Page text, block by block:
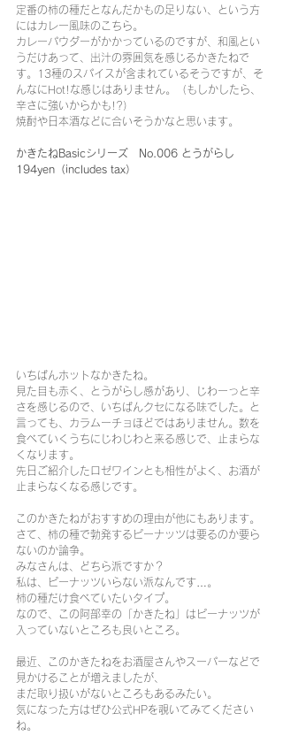
定番の柿の種だとなんだかもの足りない、という方
にはカレー風味のこちら。
カレーパウダーがかかっているのですが、和風とい
うだけあって、出汁の雰囲気を感じるかきたねで
す。13種のスパイスが含まれているそうですが、そ
んなにHot!な感じはありません。（もしかしたら、
辛さに強いからかも!?）
焼酎や日本酒などに合いそうかなと思います。
かきたねBasicシリーズ　No.006 とうがらし
194yen（includes tax）
いちばんホットなかきたね。
見た目も赤く、とうがらし感があり、じわーっと辛
さを感じるので、いちばんクセになる味でした。と
言っても、カラムーチョほどではありません。数を
食べていくうちにじわじわと来る感じで、止まらな
くなります。
先日ご紹介したロゼワインとも相性がよく、お酒が
止まらなくなる感じです。
このかきたねがおすすめの理由が他にもあります。
さて、柿の種で勃発するピーナッツは要るのか要ら
ないのか論争。
みなさんは、どちら派ですか？
私は、ピーナッツいらない派なんです…。
柿の種だけ食べていたいタイプ。
なので、この阿部幸の「かきたね」はピーナッツが
入っていないところも良いところ。
最近、このかきたねをお酒屋さんやスーパーなどで
見かけることが増えましたが、
まだ取り扱いがないところもあるみたい。
気になった方はぜひ公式HPを覗いてみてください
ね。